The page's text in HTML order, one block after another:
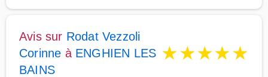
Avis sur Rodat Vezzoli
Corinne à ENGHIEN LES
BAINS
★★★★★